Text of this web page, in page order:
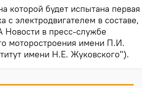
которой будет испытана первая
с электродвигателем в составе,
Новости в пресс-службе
моторостроения имени П.И.
имени Н.Е. Жуковского").